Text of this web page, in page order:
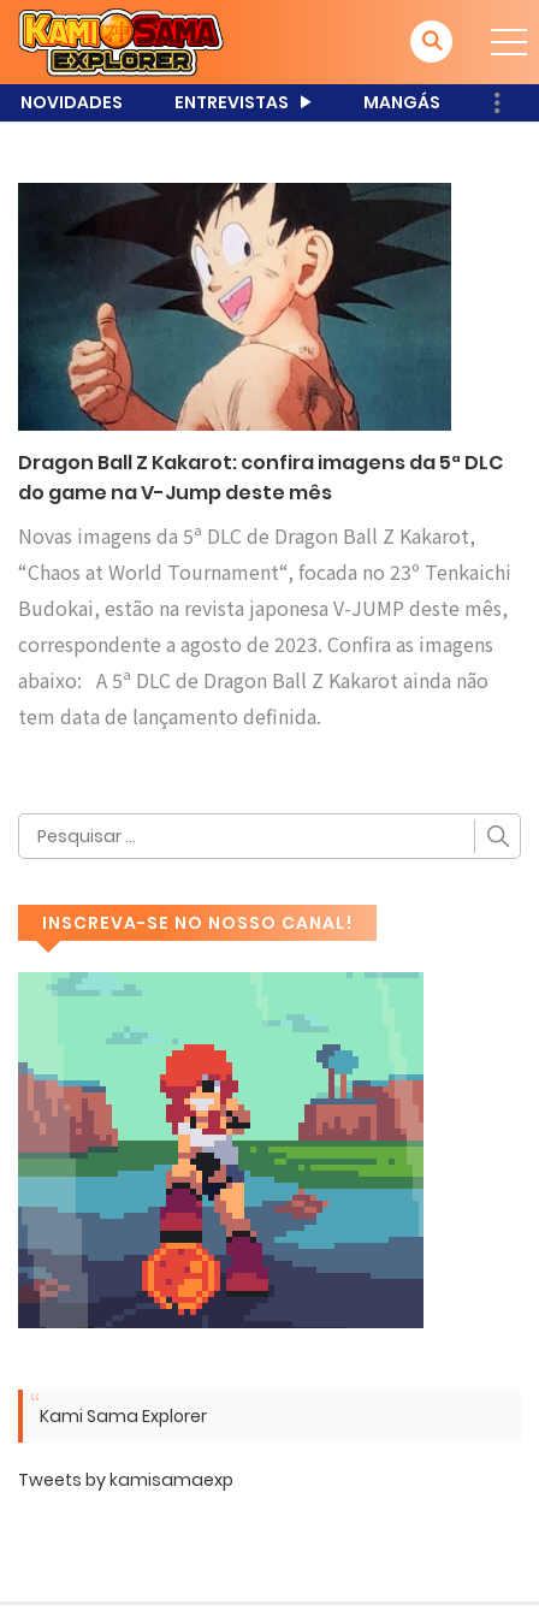
NOVIDADES ENTREVISTAS MANGÁS
Dragon Ball Z Kakarot: confira imagens da 5ª DLC
do game na V-Jump deste mês
Novas imagens da 5ª DLC de Dragon Ball Z Kakarot,
“Chaos at World Tournament“, focada no 23º Tenkaichi
Budokai, estão na revista japonesa V-JUMP deste mês,
correspondente a agosto de 2023. Confira as imagens
abaixo: A 5ª DLC de Dragon Ball Z Kakarot ainda não
tem data de lançamento definida.
INSCREVA-SE NO NOSSO CANAL!
Kami Sama Explorer
Tweets by kamisamaexp